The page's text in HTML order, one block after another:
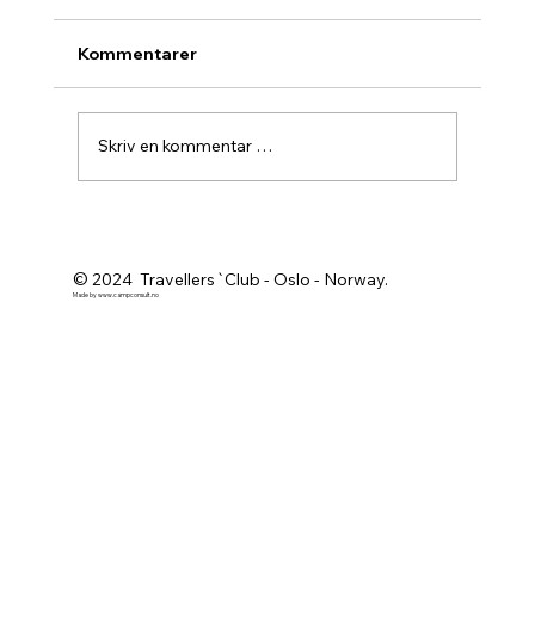
Kommentarer
Skriv en kommentar …
© 2024 Travellers`Club - Oslo - Norway.
Made bywww.campconsult.no